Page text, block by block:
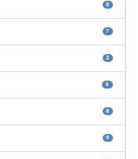
8
7
2
4
8
9